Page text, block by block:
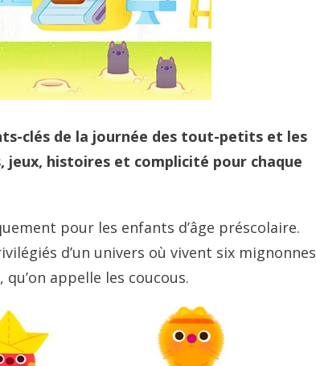
clés de la journée des tout-petits et les
jeux, histoires et complicité pour chaque
pour les enfants d’âge préscolaire.
d’un univers où vivent six mignonnes
appelle les coucous.